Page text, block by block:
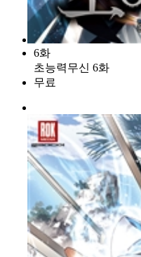
6화
초능력무신 6화
무료